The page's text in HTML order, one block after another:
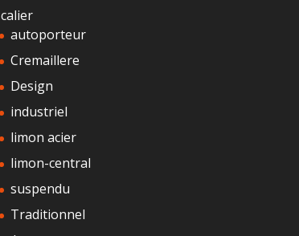
autoporteur
Cremaillere
Design
industriel
limon acier
limon-central
suspendu
Traditionnel